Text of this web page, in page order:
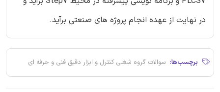
در نهایت از عهده انجام پروژه های صنعتی برآید.
برچسب‌ها: سوالات گروه شغلی کنترل و ابزار دقیق فنی و حرفه ای